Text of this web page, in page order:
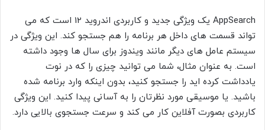
AppSearch یک ویژگی جدید و کاربردی اندروید 12 است که می
تواند قسمت های داخل هر برنامه را هم جستجو کند. این ویژگی در
سیستم عامل های دیگر مانند ویندوز برای سال ها وجود داشته
است. به عنوان مثال، شما می توانید چیزی را که در نوت
یادداشت کرده اید را جستجو کنید، بدون اینکه وارد برنامه شده
باشید. یا موسیقی مورد نظرتان را به آسانی پیدا کنید. این ویژگی
کاربردی بصورت آفلاین کار می کند و سرعت جستجوی بالایی دارد.